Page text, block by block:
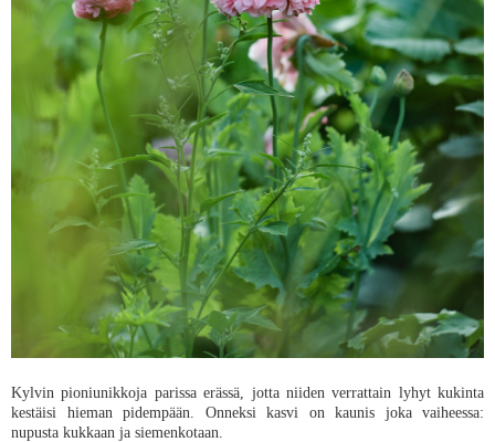
Kylvin pioniunikkoja parissa erässä, jotta niiden verrattain lyhyt kukinta
kestäisi hieman pidempään. Onneksi kasvi on kaunis joka vaiheessa:
nupusta kukkaan ja siemenkotaan.